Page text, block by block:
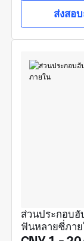
ส่งสอ
ส่วนประกอบ
ฟันหลายซี่ภาย